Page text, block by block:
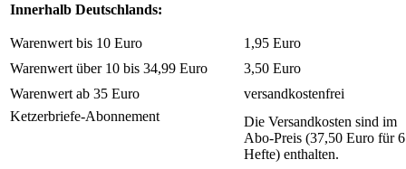
Innerhalb Deutschlands:
Warenwert bis 10 Euro
1,95 Euro
Warenwert über 10 bis 34,99 Euro
3,50 Euro
Warenwert ab 35 Euro
versandkostenfrei
Ketzerbriefe-Abonnement
Die Versandkosten sind im
Abo-Preis (37,50 Euro für 6
Hefte) enthalten.